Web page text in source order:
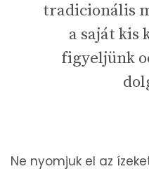
tradicionális
a saját kis
figyeljünk
Ne nyomjuk el az